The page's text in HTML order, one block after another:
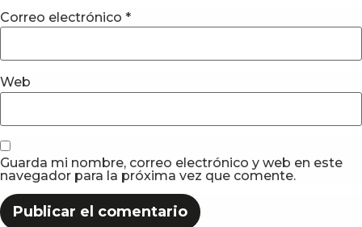
Correo electrónico *
Web
Guarda mi nombre, correo electrónico y web en este
navegador para la próxima vez que comente.